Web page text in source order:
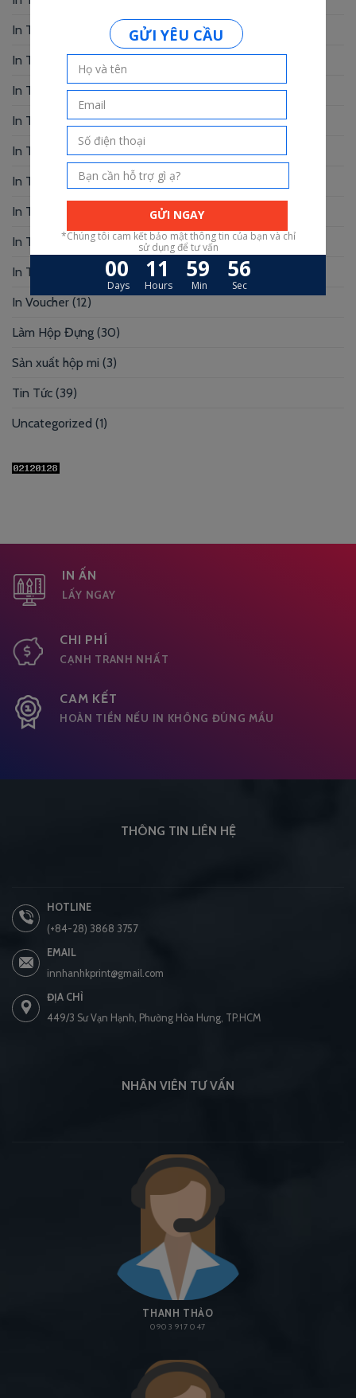
In Thẻ Nhân Viên
(3)
In Thẻ Nhựa(34)
In Thiệp Chúc Mừng(6)
In Thiệp Cưới(33)
In Thiệp Mời(6)
In Tờ Rơi
In Tranh
In Truyện Tranh (4)
In Túi Giấy
In Voucher (12)
Làm Hộp Đựng (30)
Sản xuất hộp mi (3)
Tin Tức (39)
Uncategorized (1)
IN ẤN
LẤY NGAY
CHI PHÍ
CẠNH TRANH NHẤT
CAM KẾT
HOÀN TIỀN NẾU IN KHÔNG ĐÚNG MẦU
THÔNG TIN LIÊN HỆ
HOTLINE
(+84-28) 3868 3757
EMAIL
innhanhkprint@gmail.com
ĐỊA CHỈ
449/3 Sư Vạn Hạnh, Phường Hòa Hưng, TP.HCM
NHÂN VIÊN TƯ VẤN
THANH THẢO
0903 917 047